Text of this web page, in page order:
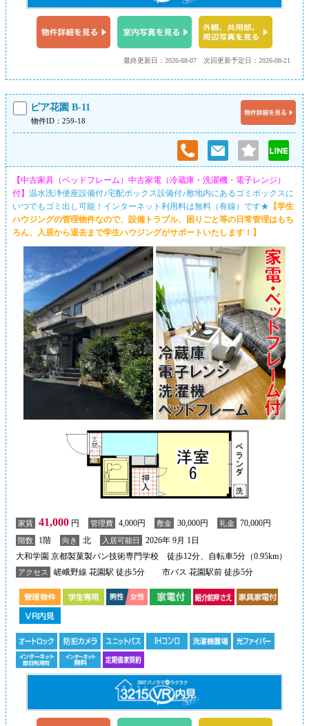
次回更新予定日：2026-08-21
最終更新日：2026-08-07
ピア花園 B-11
物件ID：259-18
【中古家具（ベッドフレーム）中古家電（冷蔵庫・洗濯機・電子レンジ）
付】 温水洗浄便座設備付♪宅配ボックス設備付♪敷地内にあるゴミボックスに
いつでもゴミ出し可能！インターネット利用料は無料（有線）です★ 【学生
ハウジングの管理物件なので、設備トラブル、困りごと等の日常管理はもち
ろん、入居から退去まで学生ハウジングがサポートいたします！】
家賃 41,000 円 管理費 4,000円 敷金 30,000円 礼金 70,000円
階数 1階 向き 北 入居可能日
2026年 9月 1日
大和学園 京都製菓製パン技術専門学校 徒歩12分、自転車5分（0.95km）
アクセス 嵯峨野線 花園駅 徒歩5分 市バス 花園駅前 徒歩5分